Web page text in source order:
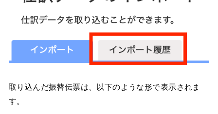
取り込んだ振替伝票は、以下のような形で表示されま
す。